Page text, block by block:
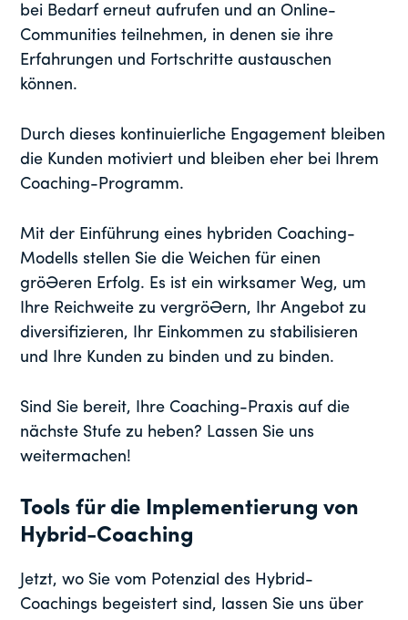
bei Bedarf erneut aufrufen und an Online-
Communities teilnehmen, in denen sie ihre
Erfahrungen und Fortschritte austauschen
können.
Durch dieses kontinuierliche Engagement bleiben
die Kunden motiviert und bleiben eher bei Ihrem
Coaching-Programm.
Mit der Einführung eines hybriden Coaching-
Modells stellen Sie die Weichen für einen
größeren Erfolg. Es ist ein wirksamer Weg, um
Ihre Reichweite zu vergrößern, Ihr Angebot zu
diversifizieren, Ihr Einkommen zu stabilisieren
und Ihre Kunden zu binden und zu binden.
Sind Sie bereit, Ihre Coaching-Praxis auf die
nächste Stufe zu heben? Lassen Sie uns
weitermachen!
Tools für die Implementierung von
Hybrid-Coaching
Jetzt, wo Sie vom Potenzial des Hybrid-
Coachings begeistert sind, lassen Sie uns über